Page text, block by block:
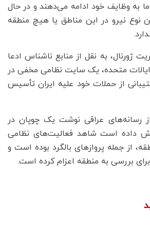
به وظایف خود ادامه می‌دهند و در حال
نوع نیرو در این مناطق یا هیچ منطقه
ژورنال، به نقل از منابع ناشناس ادعا
ایالات متحده، یک سایت نظامی مخفی در
از حملات خود علیه ایران تأسیس
از رسانه‌های عراقی نوشت یک چوپان در
داده است شاهد فعالیت‌های نظامی
از جمله پروازهای بالگرد بوده است و
بررسی به منطقه اعزام کرده است.